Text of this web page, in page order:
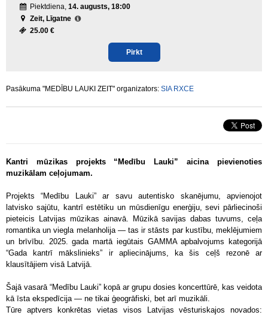
Piektdiena, 14. augusts, 18:00
Zeit, Līgatne
25.00 €
Pirkt
Pasākuma "MEDĪBU LAUKI ZEIT" organizators: SIA RXCE
Kantri mūzikas projekts “Medību Lauki” aicina pievienoties
muzikālam ceļojumam.
Projekts “Medību Lauki” ar savu autentisko skanējumu, apvienojot
latvisko sajūtu, kantrī estētiku un mūsdienīgu enerģiju, sevi pārliecinoši
pieteicis Latvijas mūzikas ainavā. Mūzikā savijas dabas tuvums, ceļa
romantika un viegla melanholija — tas ir stāsts par kustību, meklējumiem
un brīvību. 2025. gada martā iegūtais GAMMA apbalvojums kategorijā
“Gada kantrī mākslinieks” ir apliecinājums, ka šis ceļš rezonē ar
klausītājiem visā Latvijā.
Šajā vasarā “Medību Lauki” kopā ar grupu dosies koncerttūrē, kas veidota
kā īsta ekspedīcija — ne tikai ģeogrāfiski, bet arī muzikāli.
Tūre aptvers konkrētas vietas visos Latvijas vēsturiskajos novados: